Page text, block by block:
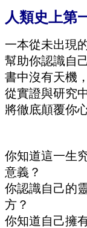
人類史上第
一本從未出現
幫助你認識自
書中沒有天機
從實證與研究
將徹底顛覆你
你知道這一生
意義？
你認識自己的
方？
你知道自己擁
第一部 人生寶
※本中心並未
諮詢專業醫療
心理之問題。
均須先行經醫
付諸實行，是
此本中心將無